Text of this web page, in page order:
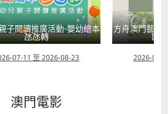
子閱讀推廣活動-嬰幼繪本
氹氹轉
07-11 至 2026-08-23
方舟澳門藝術
匯
2026-08-
澳門電影